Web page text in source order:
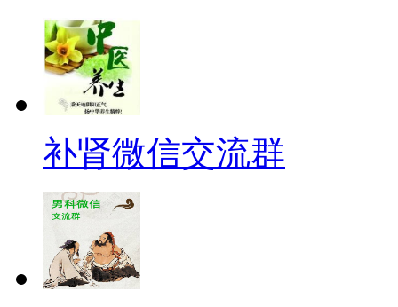
补肾微信交流群